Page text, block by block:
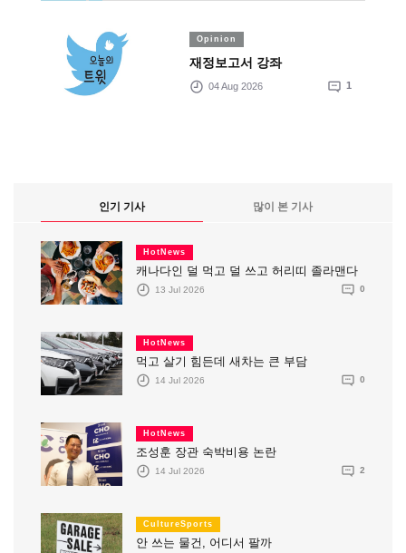
Opinion
재정보고서 강좌
04 Aug 2026 1
인기 기사 많이 본 기사
HotNews
캐나다인 덜 먹고 덜 쓰고 허리띠 졸라맨다
13 Jul 2026 0
HotNews
먹고 살기 힘든데 새차는 큰 부담
14 Jul 2026 0
HotNews
조성훈 장관 숙박비용 논란
14 Jul 2026 2
CultureSports
안 쓰는 물건, 어디서 팔까